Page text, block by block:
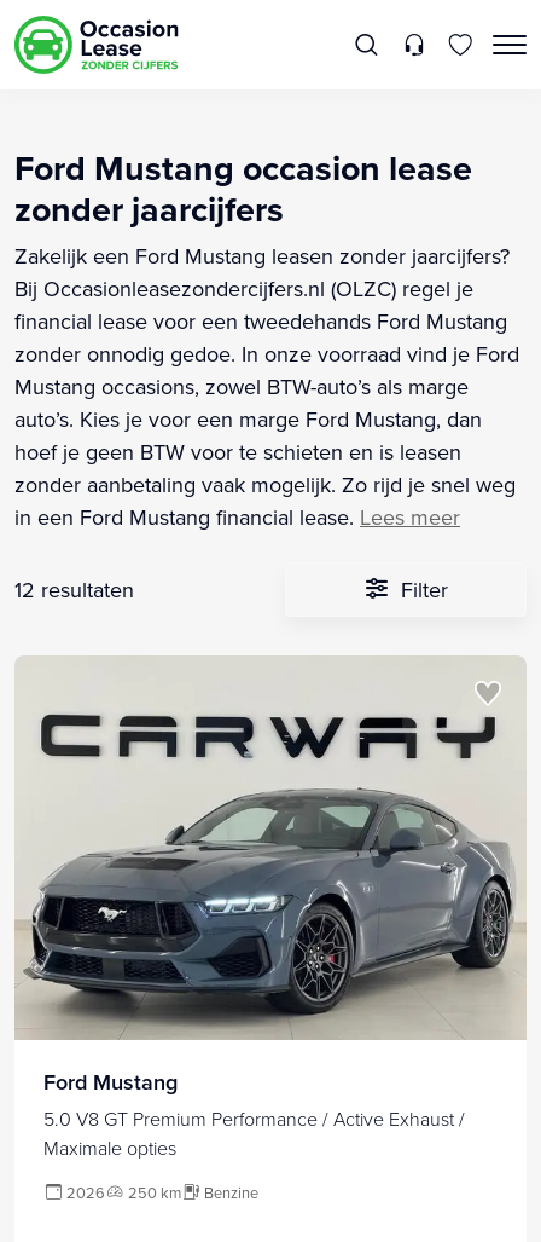
Ford Mustang occasion lease
zonder jaarcijfers
Zakelijk een Ford Mustang leasen zonder jaarcijfers?
Bij Occasionleasezondercijfers.nl (OLZC) regel je
financial lease voor een tweedehands Ford Mustang
zonder onnodig gedoe. In onze voorraad vind je Ford
Mustang occasions, zowel BTW-auto’s als marge
auto’s. Kies je voor een marge Ford Mustang, dan
hoef je geen BTW voor te schieten en is leasen
zonder aanbetaling vaak mogelijk. Zo rijd je snel weg
in een Ford Mustang financial lease. Lees meer
12 resultaten Filter
Ford Mustang
5.0 V8 GT Premium Performance / Active Exhaust /
Maximale opties
2026 250 km Benzine